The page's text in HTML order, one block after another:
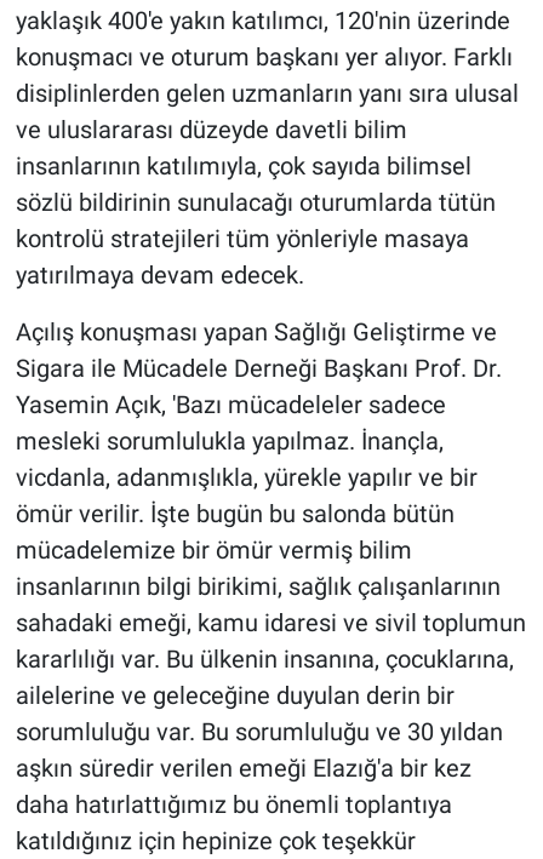
yaklaşık 400'e yakın katılımcı, 120'nin üzerinde
konuşmacı ve oturum başkanı yer alıyor. Farklı
disiplinlerden gelen uzmanların yanı sıra ulusal
ve uluslararası düzeyde davetli bilim
insanlarının katılımıyla, çok sayıda bilimsel
sözlü bildirinin sunulacağı oturumlarda tütün
kontrolü stratejileri tüm yönleriyle masaya
yatırılmaya devam edecek.
Açılış konuşması yapan Sağlığı Geliştirme ve
Sigara ile Mücadele Derneği Başkanı Prof. Dr.
Yasemin Açık, 'Bazı mücadeleler sadece
mesleki sorumlulukla yapılmaz. İnançla,
vicdanla, adanmışlıkla, yürekle yapılır ve bir
ömür verilir. İşte bugün bu salonda bütün
mücadelemize bir ömür vermiş bilim
insanlarının bilgi birikimi, sağlık çalışanlarının
sahadaki emeği, kamu idaresi ve sivil toplumun
kararlılığı var. Bu ülkenin insanına, çocuklarına,
ailelerine ve geleceğine duyulan derin bir
sorumluluğu var. Bu sorumluluğu ve 30 yıldan
aşkın süredir verilen emeği Elazığ'a bir kez
daha hatırlattığımız bu önemli toplantıya
katıldığınız için hepinize çok teşekkür